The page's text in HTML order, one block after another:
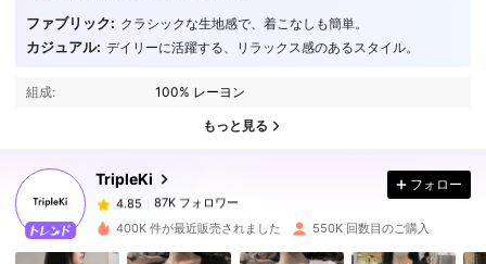
ファブリック: クラシックな生地感で、着こなしも簡単。
カジュアル: デイリーに活躍する、リラックス感のあるスタイル。
組成: 100% レーヨン
もっと見る
TripleKi
4.85 87K フォロワー
87K フォロワー
4.85
87K フォロワー
g***4 は12時間前に購入しました
4.85 87K フォロワー
フォロー
400K 件が最近販売されました 550K 回数目のご購入